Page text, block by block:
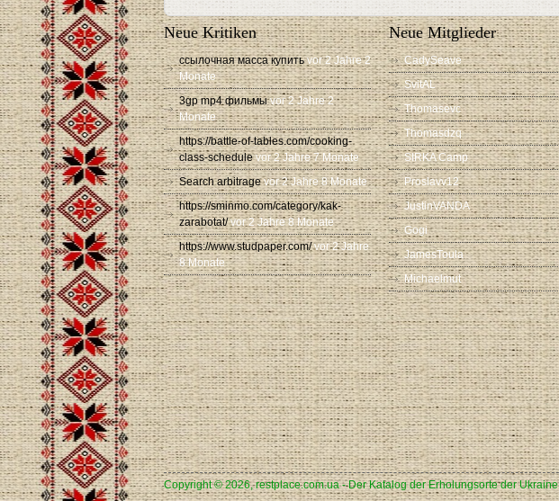
Neue Kritiken
ссылочная масса купить vor 2 Jahre 2
Monate
3gp mp4 фильмы vor 2 Jahre 2
Monate
https://battle-of-tables.com/cooking-
class-schedule vor 2 Jahre 7 Monate
Search arbitrage vor 2 Jahre 8 Monate
https://sminmo.com/category/kak-
zarabotat/ vor 2 Jahre 8 Monate
https://www.studpaper.com/ vor 2 Jahre
8 Monate
Neue Mitglieder
CadySeave
SvitAL
Thomasevc
Thomasdzq
SIRKA Camp
Proslavv12
JustinVANDA
Gogi
JamesToula
Michaelmut
Copyright © 2026, restplace.com.ua - Der Katalog der Erholungsorte der Ukraine